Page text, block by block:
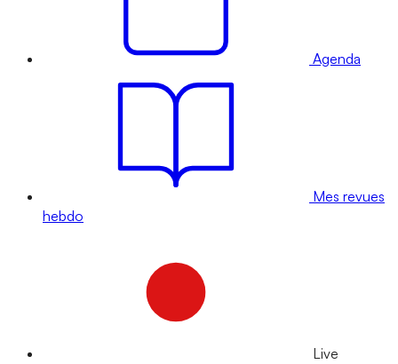
Agenda
Mes revues
hebdo
Live